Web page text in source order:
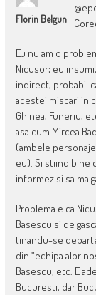
Florin Belgun
Eu nu am o
Nicusor; eu
indirect, probabil
acestei miscari in
Ghinea, Funeriu,
asa cum Mircea
(ambele
eu). Si stiind bine
informez si sa ma
Problema e ca
Basescu si de
tinandu-se
din “echipa alor
Basescu, etc. E
Bucuresti, dar